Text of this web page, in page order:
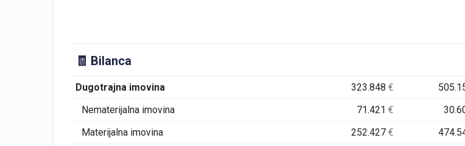
🧾 Bilanca
Dugotrajna imovina 323.848€
Nematerijalna imovina
71.421€
Materijalna imovina
252.427€